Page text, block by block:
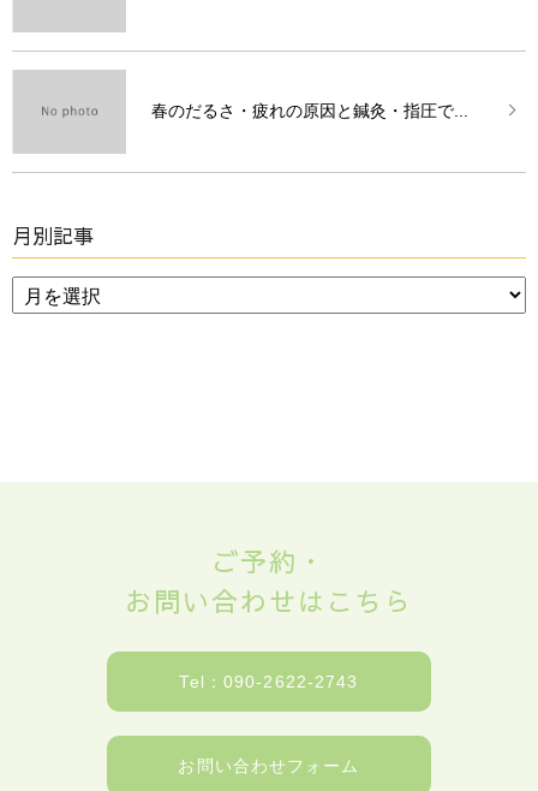
春のだるさ・疲れの原因と鍼灸・指圧で...
月別記事
ご予約・
お問い合わせはこちら
Tel：090-2622-2743
お問い合わせフォーム